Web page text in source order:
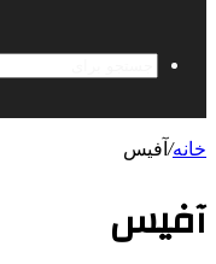
خانه/ آفیس
آفیس